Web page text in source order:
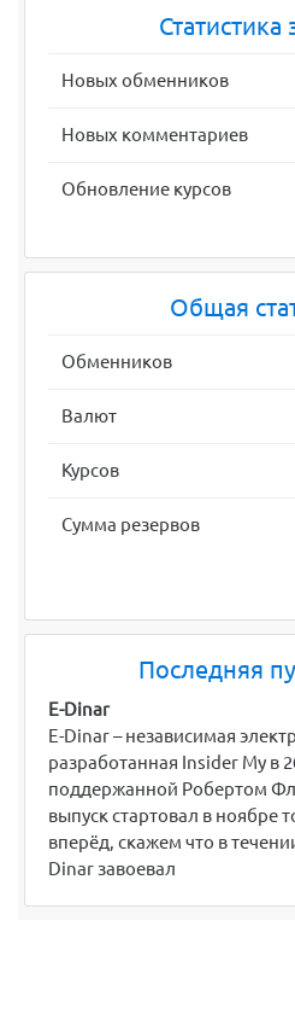
Статистика
Новых обменников
Новых комментариев
Обновление курсов
Общая
Обменников
Валют
Курсов
Сумма резервов
Последняя
E-Dinar
E-Dinar – независимая
разработанная Insider My в
поддержанной Робертом
выпуск стартовал в ноябре
вперёд, скажем что в
Dinar завоевал